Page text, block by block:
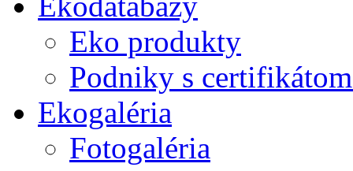
Eko produkty
Podniky s
Ekogaléria
Fotogaléria